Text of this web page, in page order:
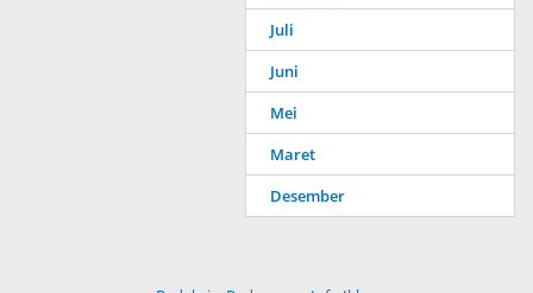
Juli
Juni
Mei
Maret
Desember